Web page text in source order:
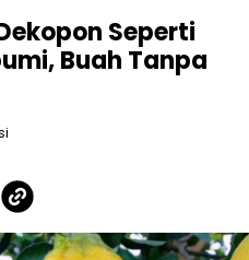
Seperti
Buah Tanpa